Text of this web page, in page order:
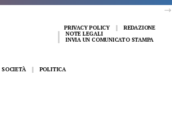
PRIVACY POLICY
REDAZIONE
NOTE LEGALI
INVIA UN COMUNICATO STAMPA
SOCIETÀ POLITICA